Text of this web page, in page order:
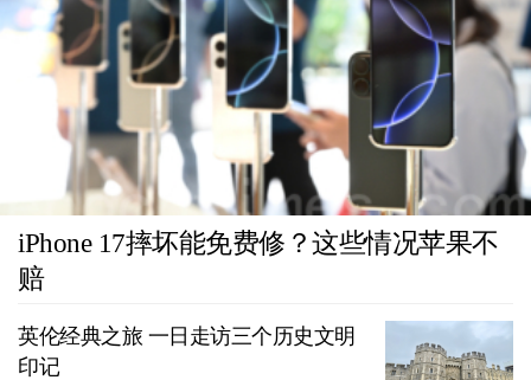
iPhone 17摔坏能免费修？这些情况苹果不
赔
英伦经典之旅 一日走访三个历史文明
印记